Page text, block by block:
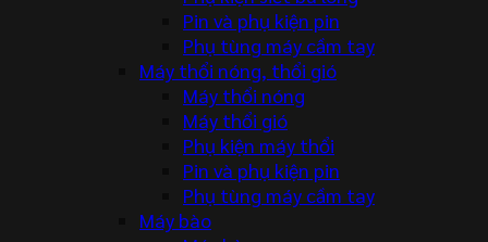
Pin và phụ kiện pin
Phụ tùng máy cầm tay
Máy thổi nóng, thổi gió
Máy thổi nóng
Máy thổi gió
Phụ kiện máy thổi
Pin và phụ kiện pin
Phụ tùng máy cầm tay
Máy bào